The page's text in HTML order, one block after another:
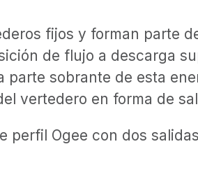
fijos y forman parte
de flujo a descarga
sobrante de esta
vertedero en forma de
perfil Ogee con dos